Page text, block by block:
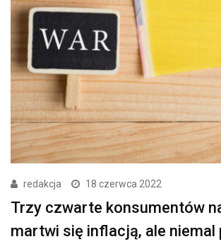
redakcja 18 czerwca 2022
Trzy czwarte konsumentów
martwi się inflacją, ale niemal